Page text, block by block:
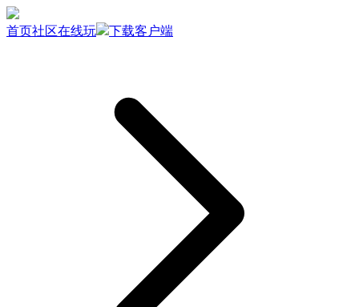
首页社区在线玩 下载客户端